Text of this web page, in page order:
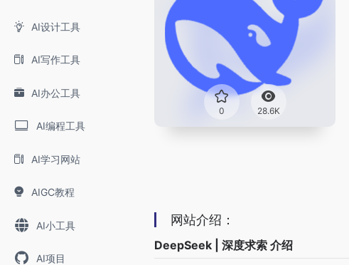
AI设计工具
AI写作工具
AI办公工具
AI编程工具
AI学习网站
AIGC教程
AI小工具
AI项目
0 28.6K
网站介绍：
DeepSeek | 深度求索 介绍